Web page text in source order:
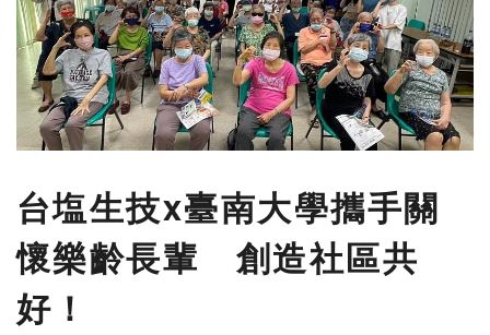
刊登
台塩生技x臺南大學攜手關
懷樂齡長輩 創造社區共
好！